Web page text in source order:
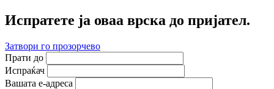
Испратете ја оваа врска до пријател.
Затвори го прозорчево
Прати до
Испраќач
Вашата е-адреса